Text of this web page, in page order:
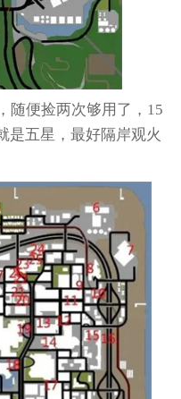
随便捡两次够用了，15
是五星，最好隔岸观火